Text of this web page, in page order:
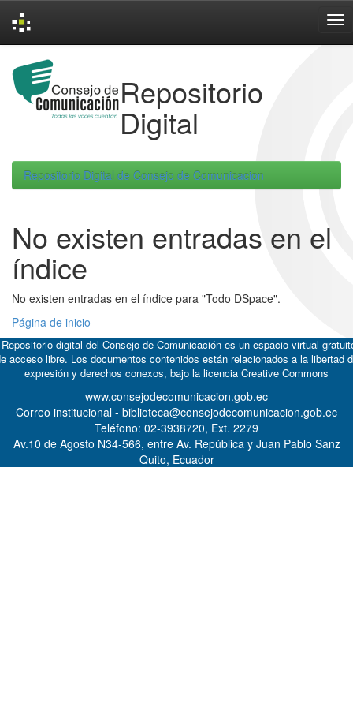
navigation
Repositorio
Digital
Repositorio Digital de Consejo de Comunicacion
No existen entradas en el
índice
No existen entradas en el índice para "Todo DSpace".
Página de inicio
digital del Consejo de Comunicación es un espacio virtual
acceso libre. Los documentos contenidos están relacionados a la libertad
expresión y derechos conexos, bajo la licencia Creative Commons
www.consejodecomunicacion.gob.ec
Correo institucional - biblioteca@consejodecomunicacion.gob.ec
Teléfono: 02-3938720, Ext. 2279
Av.10 de Agosto N34-566, entre Av. República y Juan Pablo Sanz
Quito, Ecuador